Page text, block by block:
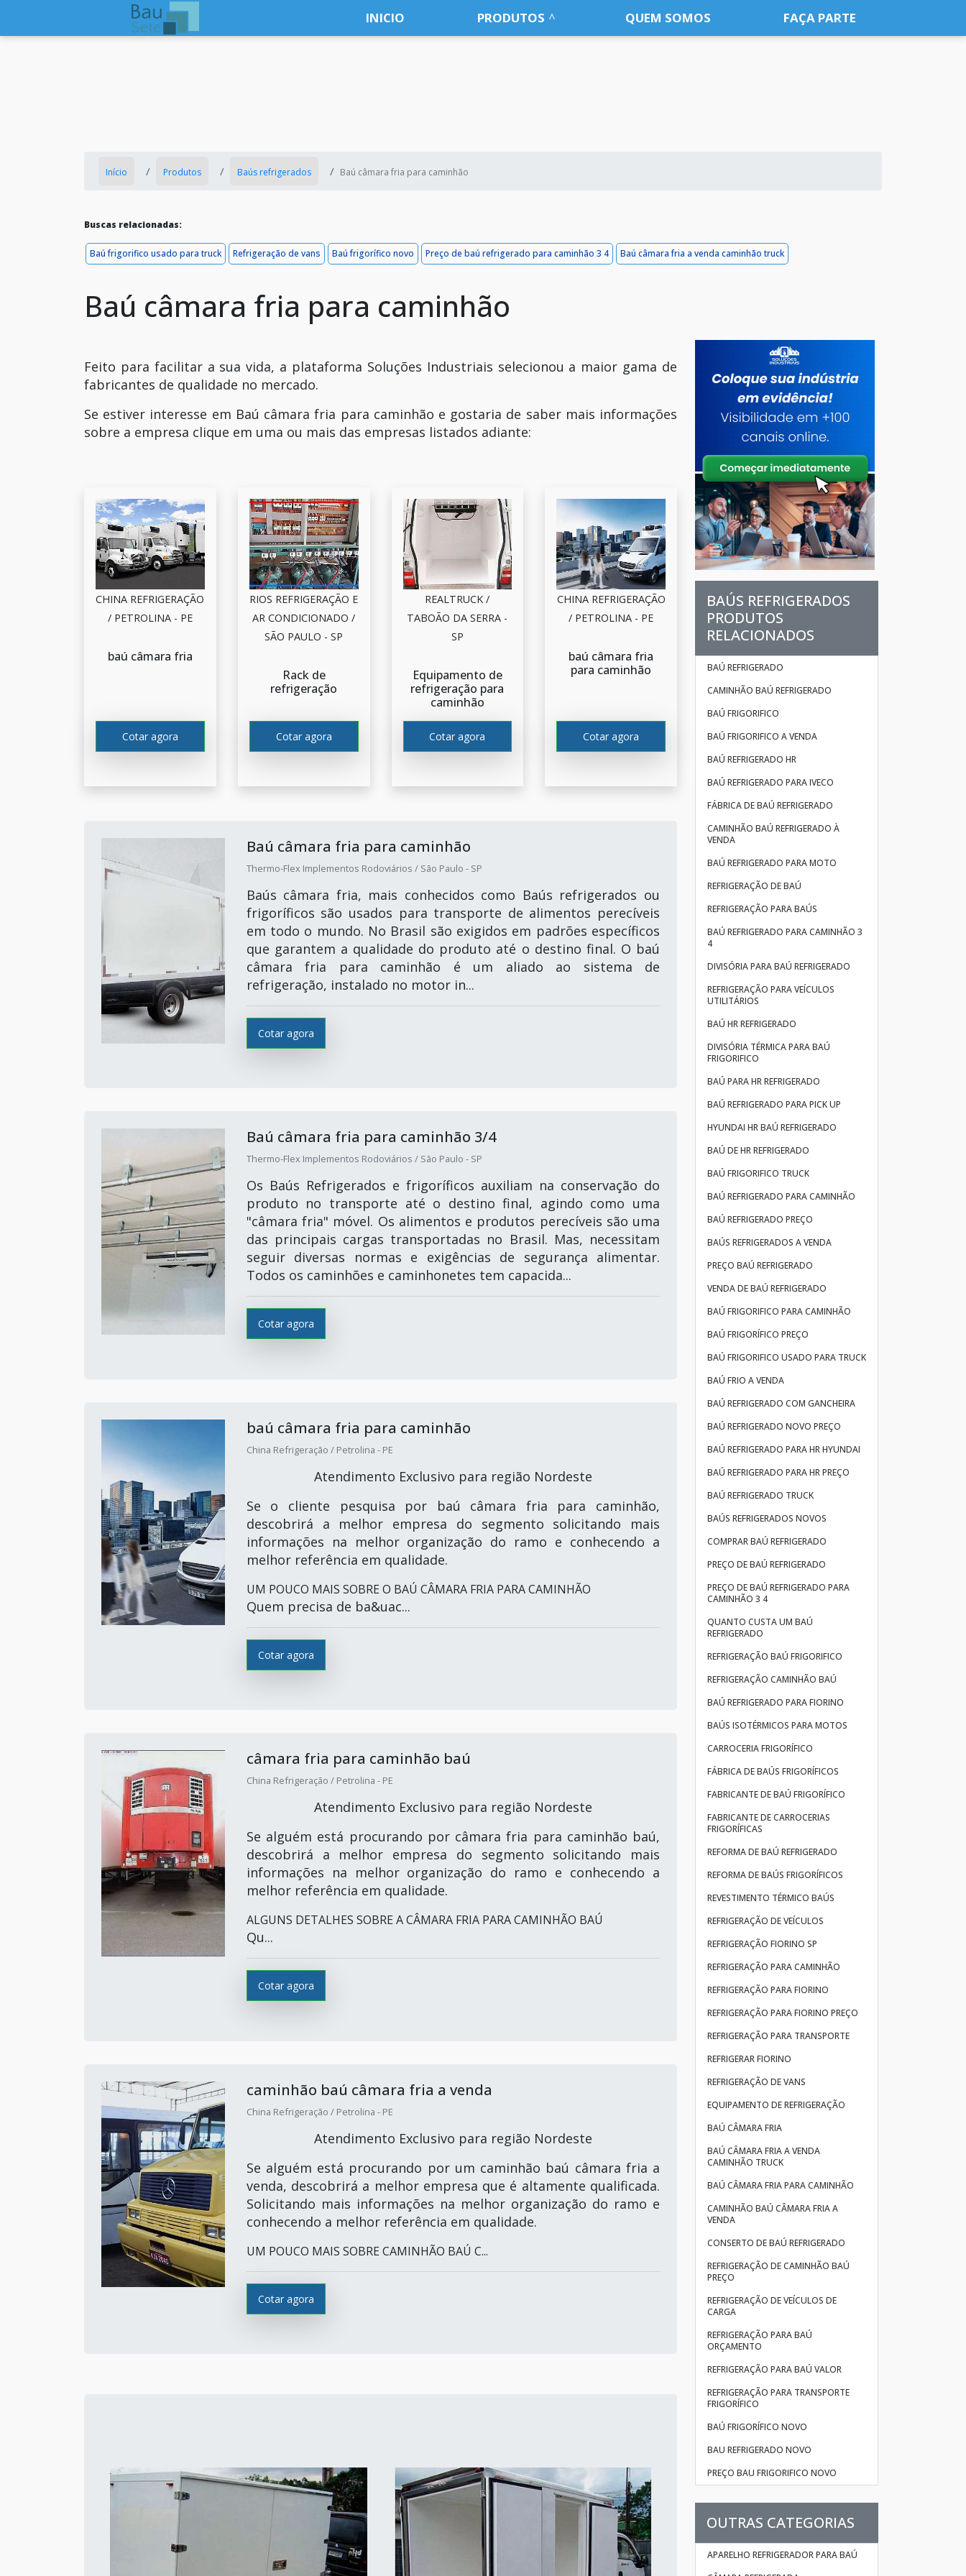
INICIO PRODUTOS QUEM SOMOS FAÇA PARTE
Início Produtos Baús refrigerados Baú câmara fria para caminhão
Buscas relacionadas:
Baú frigorifico usado para truck Refrigeração de vans Baú frigorífico novo Preço de baú refrigerado para caminhão 3 4 Baú câmara fria a venda caminhão truck
Baú câmara fria para caminhão
Feito para facilitar a sua vida, a plataforma Soluções Industriais selecionou a maior gama de
fabricantes de qualidade no mercado.
Se estiver interesse em Baú câmara fria para caminhão e gostaria de saber mais informações
sobre a empresa clique em uma ou mais das empresas listados adiante:
CHINA REFRIGERAÇÃO
/ PETROLINA - PE
baú câmara fria
Cotar agora
RIOS REFRIGERAÇÃO E
AR CONDICIONADO /
SÃO PAULO - SP
Rack de
refrigeração
Cotar agora
REALTRUCK /
TABOÃO DA SERRA -
SP
Equipamento de
refrigeração para
caminhão
Cotar agora
CHINA REFRIGERAÇÃO
/ PETROLINA - PE
baú câmara fria
para caminhão
Cotar agora
Baú câmara fria para caminhão
Thermo-Flex Implementos Rodoviários / São Paulo - SP
Baús câmara fria, mais conhecidos como Baús refrigerados ou
frigoríficos são usados para transporte de alimentos perecíveis
em todo o mundo. No Brasil são exigidos em padrões específicos
que garantem a qualidade do produto até o destino final. O baú
câmara fria para caminhão é um aliado ao sistema de
refrigeração, instalado no motor in...
Cotar agora
Baú câmara fria para caminhão 3/4
Thermo-Flex Implementos Rodoviários / São Paulo - SP
Os Baús Refrigerados e frigoríficos auxiliam na conservação do
produto no transporte até o destino final, agindo como uma
"câmara fria" móvel. Os alimentos e produtos perecíveis são uma
das principais cargas transportadas no Brasil. Mas, necessitam
seguir diversas normas e exigências de segurança alimentar.
Todos os caminhões e caminhonetes tem capacida...
Cotar agora
baú câmara fria para caminhão
China Refrigeração / Petrolina - PE
Atendimento Exclusivo para região Nordeste
Se o cliente pesquisa por baú câmara fria para caminhão,
descobrirá a melhor empresa do segmento solicitando mais
informações na melhor organização do ramo e conhecendo a
melhor referência em qualidade.
UM POUCO MAIS SOBRE O BAÚ CÂMARA FRIA PARA CAMINHÃO
Quem precisa de ba&uac...
Cotar agora
câmara fria para caminhão baú
China Refrigeração / Petrolina - PE
Atendimento Exclusivo para região Nordeste
Se alguém está procurando por câmara fria para caminhão baú,
descobrirá a melhor empresa do segmento solicitando mais
informações na melhor organização do ramo e conhecendo a
melhor referência em qualidade.
ALGUNS DETALHES SOBRE A CÂMARA FRIA PARA CAMINHÃO BAÚ
Qu...
Cotar agora
caminhão baú câmara fria a venda
China Refrigeração / Petrolina - PE
Atendimento Exclusivo para região Nordeste
Se alguém está procurando por um caminhão baú câmara fria a
venda, descobrirá a melhor empresa que é altamente qualificada.
Solicitando mais informações na melhor organização do ramo e
conhecendo a melhor referência em qualidade.
UM POUCO MAIS SOBRE CAMINHÃO BAÚ C...
Cotar agora
BAÚS REFRIGERADOS
PRODUTOS
RELACIONADOS
BAÚ REFRIGERADO
CAMINHÃO BAÚ REFRIGERADO
BAÚ FRIGORIFICO
BAÚ FRIGORIFICO A VENDA
BAÚ REFRIGERADO HR
BAÚ REFRIGERADO PARA IVECO
FÁBRICA DE BAÚ REFRIGERADO
CAMINHÃO BAÚ REFRIGERADO À
VENDA
BAÚ REFRIGERADO PARA MOTO
REFRIGERAÇÃO DE BAÚ
REFRIGERAÇÃO PARA BAÚS
BAÚ REFRIGERADO PARA CAMINHÃO 3
4
DIVISÓRIA PARA BAÚ REFRIGERADO
REFRIGERAÇÃO PARA VEÍCULOS
UTILITÁRIOS
BAÚ HR REFRIGERADO
DIVISÓRIA TÉRMICA PARA BAÚ
FRIGORIFICO
BAÚ PARA HR REFRIGERADO
BAÚ REFRIGERADO PARA PICK UP
HYUNDAI HR BAÚ REFRIGERADO
BAÚ DE HR REFRIGERADO
BAÚ FRIGORIFICO TRUCK
BAÚ REFRIGERADO PARA CAMINHÃO
BAÚ REFRIGERADO PREÇO
BAÚS REFRIGERADOS A VENDA
PREÇO BAÚ REFRIGERADO
VENDA DE BAÚ REFRIGERADO
BAÚ FRIGORIFICO PARA CAMINHÃO
BAÚ FRIGORÍFICO PREÇO
BAÚ FRIGORIFICO USADO PARA TRUCK
BAÚ FRIO A VENDA
BAÚ REFRIGERADO COM GANCHEIRA
BAÚ REFRIGERADO NOVO PREÇO
BAÚ REFRIGERADO PARA HR HYUNDAI
BAÚ REFRIGERADO PARA HR PREÇO
BAÚ REFRIGERADO TRUCK
BAÚS REFRIGERADOS NOVOS
COMPRAR BAÚ REFRIGERADO
PREÇO DE BAÚ REFRIGERADO
PREÇO DE BAÚ REFRIGERADO PARA
CAMINHÃO 3 4
QUANTO CUSTA UM BAÚ
REFRIGERADO
REFRIGERAÇÃO BAÚ FRIGORIFICO
REFRIGERAÇÃO CAMINHÃO BAÚ
BAÚ REFRIGERADO PARA FIORINO
BAÚS ISOTÉRMICOS PARA MOTOS
CARROCERIA FRIGORÍFICO
FÁBRICA DE BAÚS FRIGORÍFICOS
FABRICANTE DE BAÚ FRIGORÍFICO
FABRICANTE DE CARROCERIAS
FRIGORÍFICAS
REFORMA DE BAÚ REFRIGERADO
REFORMA DE BAÚS FRIGORÍFICOS
REVESTIMENTO TÉRMICO BAÚS
REFRIGERAÇÃO DE VEÍCULOS
REFRIGERAÇÃO FIORINO SP
REFRIGERAÇÃO PARA CAMINHÃO
REFRIGERAÇÃO PARA FIORINO
REFRIGERAÇÃO PARA FIORINO PREÇO
REFRIGERAÇÃO PARA TRANSPORTE
REFRIGERAR FIORINO
REFRIGERAÇÃO DE VANS
EQUIPAMENTO DE REFRIGERAÇÃO
BAÚ CÂMARA FRIA
BAÚ CÂMARA FRIA A VENDA
CAMINHÃO TRUCK
BAÚ CÂMARA FRIA PARA CAMINHÃO
CAMINHÃO BAÚ CÂMARA FRIA A
VENDA
CONSERTO DE BAÚ REFRIGERADO
REFRIGERAÇÃO DE CAMINHÃO BAÚ
PREÇO
REFRIGERAÇÃO DE VEÍCULOS DE
CARGA
REFRIGERAÇÃO PARA BAÚ
ORÇAMENTO
REFRIGERAÇÃO PARA BAÚ VALOR
REFRIGERAÇÃO PARA TRANSPORTE
FRIGORÍFICO
BAÚ FRIGORÍFICO NOVO
BAU REFRIGERADO NOVO
PREÇO BAU FRIGORIFICO NOVO
OUTRAS CATEGORIAS
APARELHO REFRIGERADOR PARA BAÚ